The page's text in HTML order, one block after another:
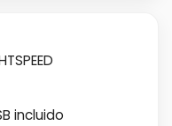
incluido